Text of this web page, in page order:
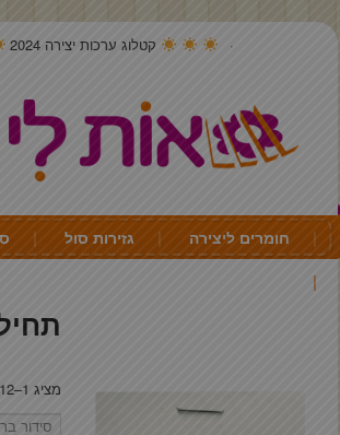
קטלוג ערכות יצירה 2024
חומרים ליצירה גזירות סול
מציג 1–12 מתוך 208 תוצאות